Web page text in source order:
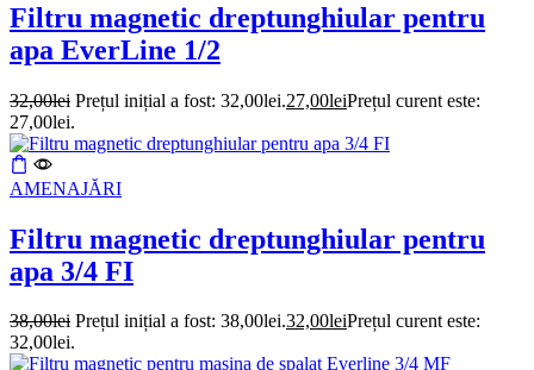
Filtru magnetic dreptunghiular pentru
apa EverLine 1/2
32,00lei Prețul inițial a fost: 32,00lei.27,00leiPrețul curent este:
27,00lei.
AMENAJĂRI
Filtru magnetic dreptunghiular pentru
apa 3/4 FI
38,00lei Prețul inițial a fost: 38,00lei.32,00leiPrețul curent este:
32,00lei.